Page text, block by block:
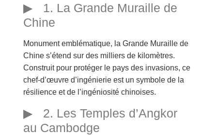
1. La Grande Muraille de
Chine
Monument emblématique, la Grande Muraille de
Chine s’étend sur des milliers de kilomètres.
Construit pour protéger le pays des invasions, ce
chef-d’œuvre d’ingénierie est un symbole de la
résilience et de l’ingéniosité chinoises.
2. Les Temples d’Angkor
au Cambodge